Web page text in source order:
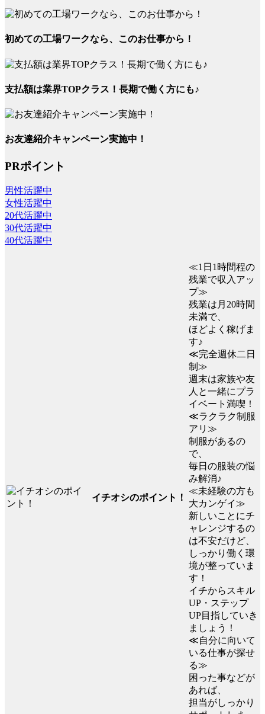
初めての工場ワークなら、このお仕事から！
支払額は業界TOPクラス！長期で働く方にも♪
お友達紹介キャンペーン実施中！
PRポイント
男性活躍中
女性活躍中
20代活躍中
30代活躍中
40代活躍中
イチオシのポイント！
≪1日1時間程の
残業で収入アッ
プ≫
残業は月20時間
未満で、
ほどよく稼げま
す♪
≪完全週休二日
制≫
週末は家族や友
人と一緒にプラ
イベート満喫！
≪ラクラク制服
アリ≫
制服があるの
で、
毎日の服装の悩
み解消♪
≪未経験の方も
大カンゲイ≫
新しいことにチ
ャレンジするの
は不安だけど、
しっかり働く環
境が整っていま
す！
イチからスキル
UP・ステップ
UP目指していき
ましょう！
≪自分に向いて
いる仕事が探せ
る≫
困った事などが
あれば、
担当がしっかり